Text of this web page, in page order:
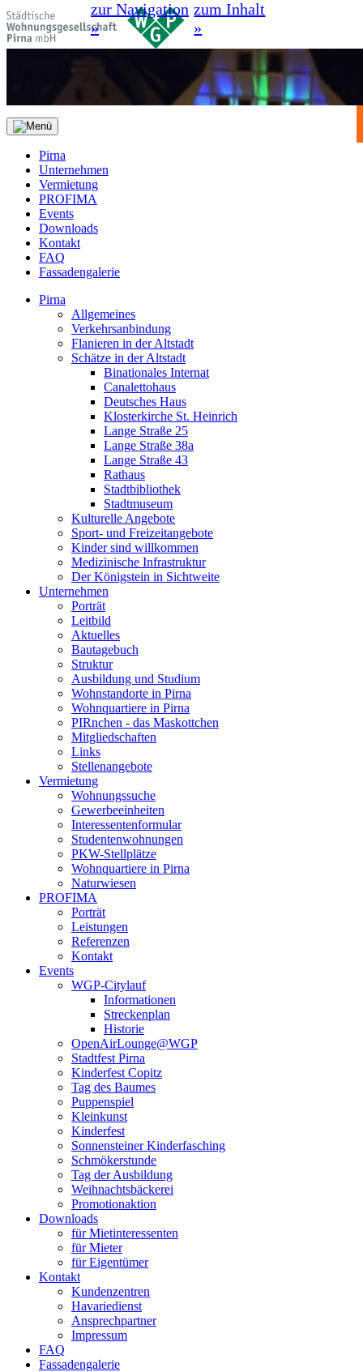
zur Navigation
»
zum Inhalt
»
Pirna
Unternehmen
Vermietung
PROFIMA
Events
Downloads
Kontakt
FAQ
Fassadengalerie
Pirna
Allgemeines
Verkehrsanbindung
Flanieren in der Altstadt
Schätze in der Altstadt
Binationales Internat
Canalettohaus
Deutsches Haus
Klosterkirche St. Heinrich
Lange Straße 25
Lange Straße 38a
Lange Straße 43
Rathaus
Stadtbibliothek
Stadtmuseum
Kulturelle Angebote
Sport- und Freizeitangebote
Kinder sind willkommen
Medizinische Infrastruktur
Der Königstein in Sichtweite
Unternehmen
Porträt
Leitbild
Aktuelles
Bautagebuch
Struktur
Ausbildung und Studium
Wohnstandorte in Pirna
Wohnquartiere in Pirna
PIRnchen - das Maskottchen
Mitgliedschaften
Links
Stellenangebote
Vermietung
Wohnungssuche
Gewerbeeinheiten
Interessentenformular
Studentenwohnungen
PKW-Stellplätze
Wohnquartiere in Pirna
Naturwiesen
PROFIMA
Porträt
Leistungen
Referenzen
Kontakt
Events
WGP-Citylauf
Informationen
Streckenplan
Historie
OpenAirLounge@WGP
Stadtfest Pirna
Kinderfest Copitz
Tag des Baumes
Puppenspiel
Kleinkunst
Kinderfest
Sonnensteiner Kinderfasching
Schmökerstunde
Tag der Ausbildung
Weihnachtsbäckerei
Promotionaktion
Downloads
für Mietinteressenten
für Mieter
für Eigentümer
Kontakt
Kundenzentren
Havariedienst
Ansprechpartner
Impressum
FAQ
Fassadengalerie